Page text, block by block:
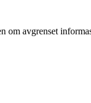
avgrenset